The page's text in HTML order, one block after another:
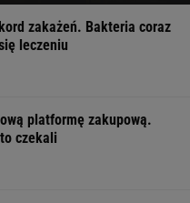
zakażeń. Bakteria coraz
leczeniu
platformę zakupową.
czekali